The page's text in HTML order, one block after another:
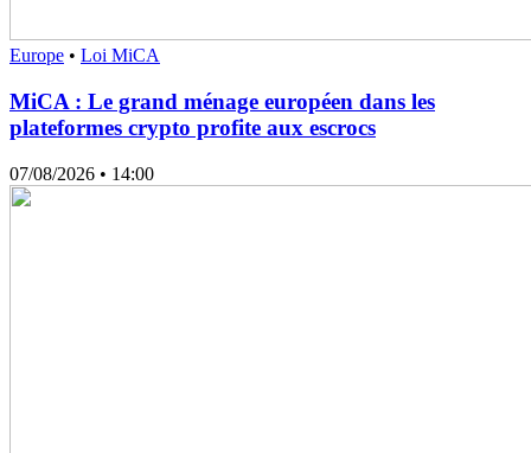
Europe • Loi MiCA
MiCA : Le grand ménage européen dans les
plateformes crypto profite aux escrocs
07/08/2026 • 14:00